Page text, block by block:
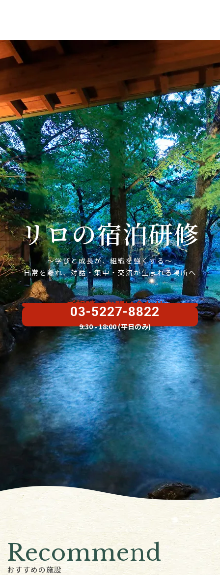
リロの宿泊研修
～学びと成長が、組織を強くする～
日常を離れ、対話・集中・交流が生まれる場所へ
ご相談・お問い合わせ
03-5227-8822
9:30 - 18:00 (平日のみ)
Recommend
おすすめの施設